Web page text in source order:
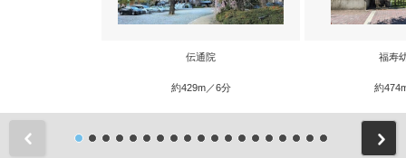
伝通院
約429m／6分
福寿
約